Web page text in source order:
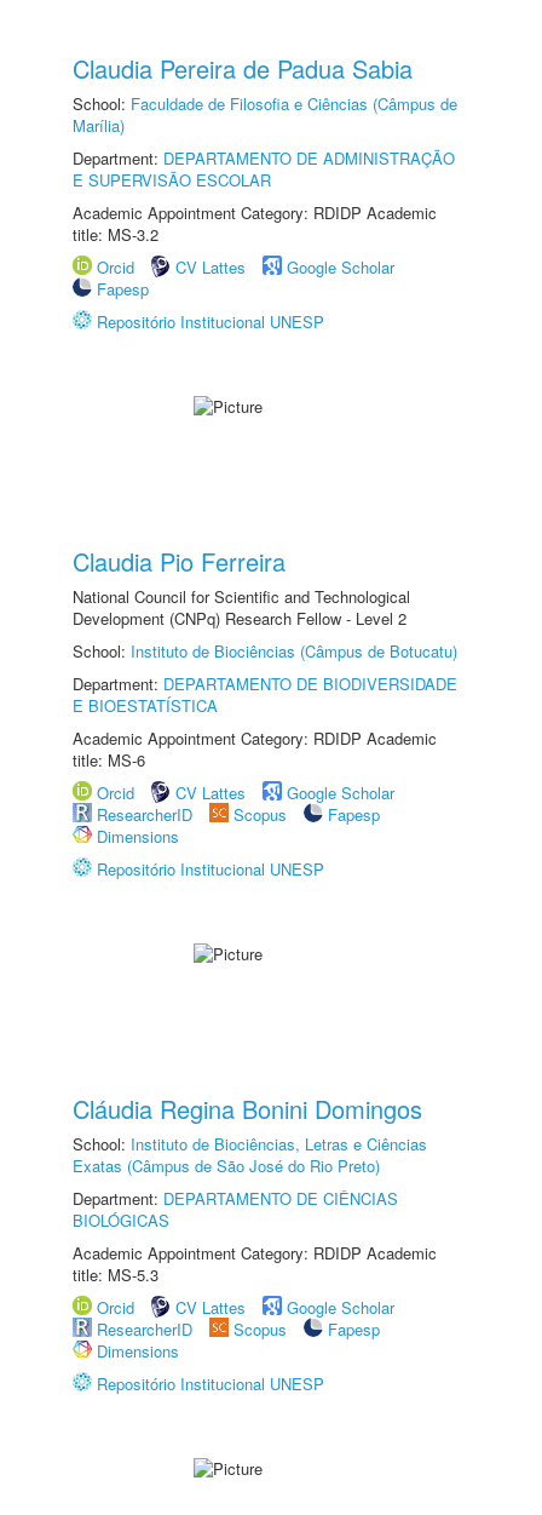
Claudia Pereira de Padua Sabia
School: Faculdade de Filosofia e Ciências (Câmpus de
Marília)
Department: DEPARTAMENTO DE ADMINISTRAÇÃO
E SUPERVISÃO ESCOLAR
Academic Appointment Category: RDIDP Academic
title: MS-3.2
Orcid
CV Lattes
Google Scholar
Fapesp
Repositório Institucional UNESP
Claudia Pio Ferreira
National Council for Scientific and Technological
Development (CNPq) Research Fellow - Level 2
School: Instituto de Biociências (Câmpus de Botucatu)
Department: DEPARTAMENTO DE BIODIVERSIDADE
E BIOESTATÍSTICA
Academic Appointment Category: RDIDP Academic
title: MS-6
Orcid
CV Lattes
Google Scholar
ResearcherID
Scopus
Fapesp
Dimensions
Repositório Institucional UNESP
Cláudia Regina Bonini Domingos
School: Instituto de Biociências, Letras e Ciências
Exatas (Câmpus de São José do Rio Preto)
Department: DEPARTAMENTO DE CIÊNCIAS
BIOLÓGICAS
Academic Appointment Category: RDIDP Academic
title: MS-5.3
Orcid
CV Lattes
Google Scholar
ResearcherID
Scopus
Fapesp
Dimensions
Repositório Institucional UNESP